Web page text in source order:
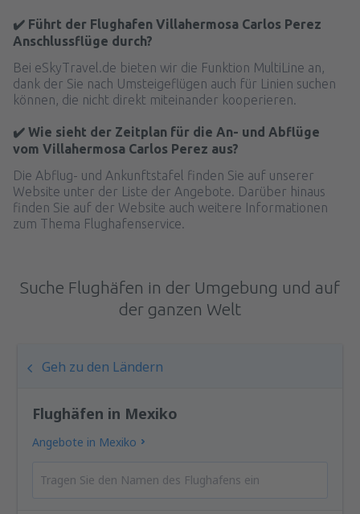
✔️ Führt der Flughafen Villahermosa Carlos Perez
Anschlussflüge durch?
Bei eSkyTravel.de bieten wir die Funktion MultiLine an,
dank der Sie nach Umsteigeflügen auch für Linien suchen
können, die nicht direkt miteinander kooperieren.
✔️ Wie sieht der Zeitplan für die An- und Abflüge
vom Villahermosa Carlos Perez aus?
Die Abflug- und Ankunftstafel finden Sie auf unserer
Website unter der Liste der Angebote. Darüber hinaus
finden Sie auf der Website auch weitere Informationen
zum Thema Flughafenservice.
Suche Flughäfen in der Umgebung und auf
der ganzen Welt
Geh zu den Ländern
Flughäfen in Mexiko
Angebote in Mexiko